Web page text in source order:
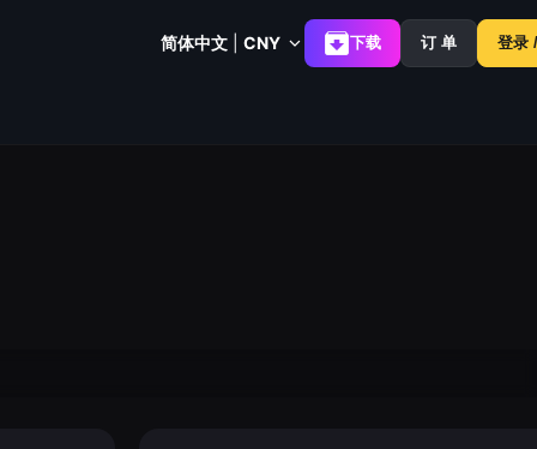
简体中文 CNY 下载 订 单 登录